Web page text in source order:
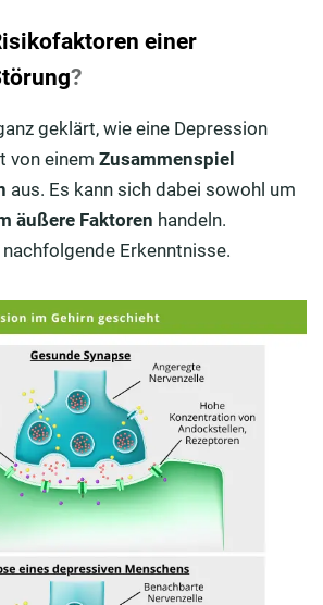
einer
?
geklärt, wie eine Depression
von einem Zusammenspiel
aus. Es kann sich dabei sowohl um
äußere Faktoren handeln.
Erkenntnisse.